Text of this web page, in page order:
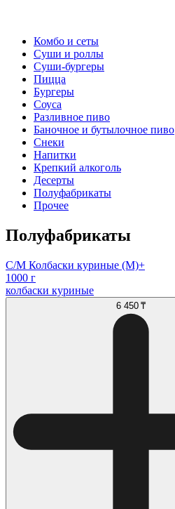
Комбо и сеты
Суши и роллы
Суши-бургеры
Пицца
Бургеры
Соуса
Разливное пиво
Баночное и бутылочное пиво
Снеки
Напитки
Крепкий алкоголь
Десерты
Полуфабрикаты
Прочее
Полуфабрикаты
С/М Колбаски куриные (М)+
1000 г
колбаски куриные
6 450 ₸